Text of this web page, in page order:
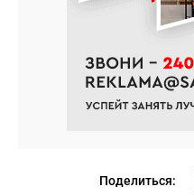
Поделиться: